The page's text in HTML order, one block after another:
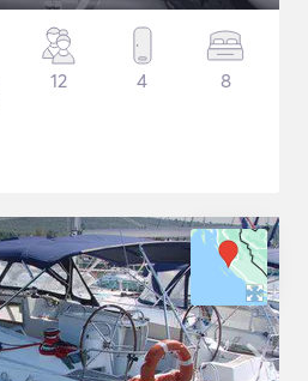
12 4 8